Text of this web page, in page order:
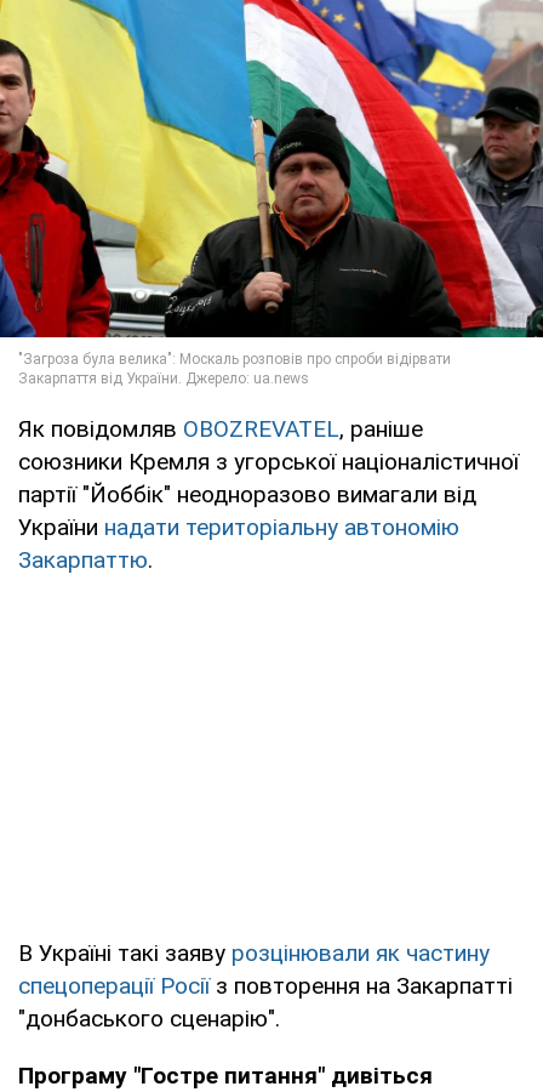
Як повідомляв OBOZREVATEL, раніше
союзники Кремля з угорської націоналістичної
партії "Йоббік" неодноразово вимагали від
України надати територіальну автономію
Закарпаттю.
В Україні такі заяву розцінювали як частину
спецоперації Росіїз повторення на Закарпатті
"донбаського сценарію".
Програму "Гостре питання" дивіться